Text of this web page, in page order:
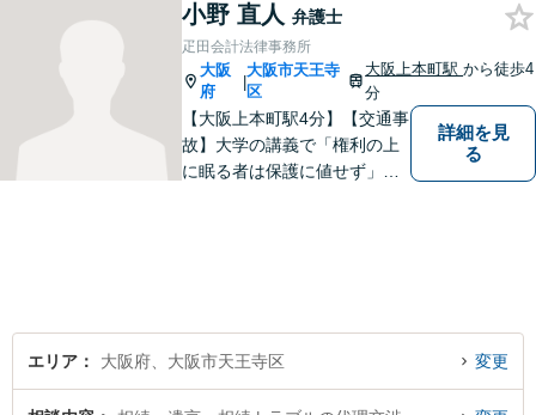
さ」「人間力」「交渉力」を
駆使して依頼者様の笑顔を取
り戻すべく全力で取り組みま
す。
小野 直人 弁護士
疋田会計法律事務所
大阪
府
|
大阪市天王寺
区
大阪上本町駅から徒歩4
分
【大阪上本町駅4分】【交通事
故】大学の講義で「権利の上
に眠る者は保護に値せず」と
し、丁寧かつ柔軟な対応を心
がけています。
詳細を見
る
エリア 大阪府、大阪市天王寺区 変更